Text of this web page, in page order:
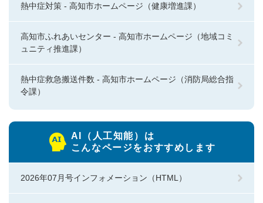
熱中症対策 - 高知市ホームページ（健康増進課）
高知市ふれあいセンター - 高知市ホームページ（地域コミ
ュニティ推進課）
熱中症救急搬送件数 - 高知市ホームページ（消防局総合指
令課）
AI（人工知能）は
こんなページをおすすめします
2026年07月号インフォメーション（HTML）